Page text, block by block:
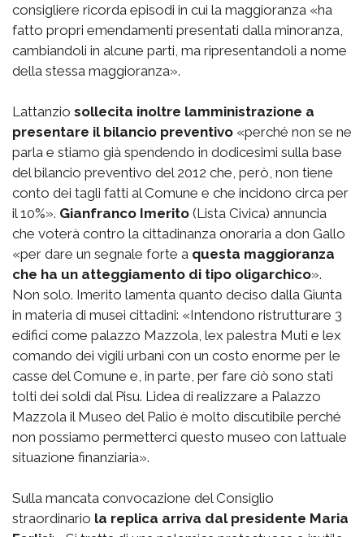
consigliere ricorda episodi in cui la maggioranza «ha
fatto propri emendamenti presentati dalla minoranza,
cambiandoli in alcune parti, ma ripresentandoli a nome
della stessa maggioranza».
Lattanzio sollecita inoltre lamministrazione a
presentare il bilancio preventivo «perché non se ne
parla e stiamo già spendendo in dodicesimi sulla base
del bilancio preventivo del 2012 che, però, non tiene
conto dei tagli fatti al Comune e che incidono circa per
il 10%». Gianfranco Imerito (Lista Civica) annuncia
che voterà contro la cittadinanza onoraria a don Gallo
«per dare un segnale forte a questa maggioranza
che ha un atteggiamento di tipo oligarchico».
Non solo. Imerito lamenta quanto deciso dalla Giunta
in materia di musei cittadini: «Intendono ristrutturare 3
edifici come palazzo Mazzola, lex palestra Muti e lex
comando dei vigili urbani con un costo enorme per le
casse del Comune e, in parte, per fare ciò sono stati
tolti dei soldi dal Pisu. Lidea di realizzare a Palazzo
Mazzola il Museo del Palio è molto discutibile perché
non possiamo permetterci questo museo con lattuale
situazione finanziaria».
Sulla mancata convocazione del Consiglio
straordinario la replica arriva dal presidente Maria